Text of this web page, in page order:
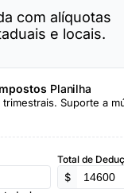
com alíquotas
e locais.
Planilha
Suporte a
Total de
$